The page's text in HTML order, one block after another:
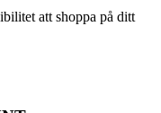
att shoppa på ditt